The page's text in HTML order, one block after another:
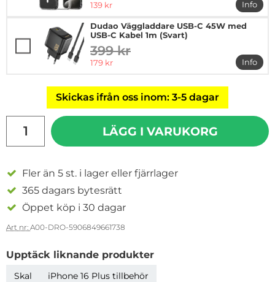
rea pris
139 kr
Info
mer
Dudao Väggladdare USB-C 45W med
USB-C Kabel 1m (Svart)
tidigare pris
399 kr
rea pris
179 kr
Info
mer
Skickas ifrån oss inom: 3-5 dagar
LÄGG I VARUKORG
Fler än 5 st. i lager eller fjärrlager
365 dagars bytesrätt
Öppet köp i 30 dagar
Art nr: A00-DRO-5906849661738
Upptäck liknande produkter
Skal iPhone 16 Plus tillbehör